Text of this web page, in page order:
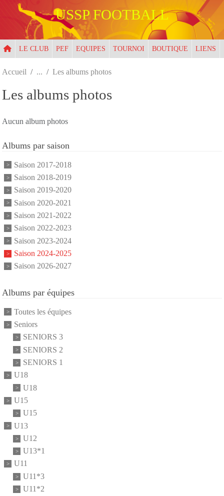
USSP FOOTBALL
LE CLUB PEF EQUIPES TOURNOI BOUTIQUE LIENS
Accueil Les albums photos
Les albums photos
Aucun album photos
Albums par saison
Saison 2017-2018
Saison 2018-2019
Saison 2019-2020
Saison 2020-2021
Saison 2021-2022
Saison 2022-2023
Saison 2023-2024
Saison 2024-2025
Saison 2026-2027
Albums par équipes
Toutes les équipes
Seniors
SENIORS 3
SENIORS 2
SENIORS 1
U18
U18
U15
U15
U13
U12
U13*1
U11
U11*3
U11*2
Panneau de gestion des cookies